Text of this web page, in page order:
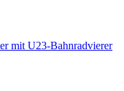
mit U23-Bahnradvierer